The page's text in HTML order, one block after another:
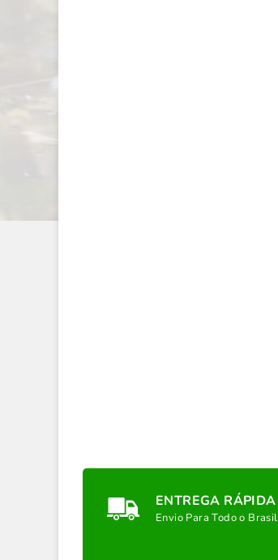
ENTREGA RÁPIDA
Envio Para Todo o Brasil